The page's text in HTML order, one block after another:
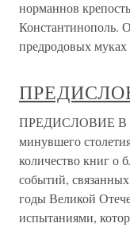
норманнов
Константинополь.
предродовых
ПРЕДИСЛОВИЕ В
минувшего
количество книг о
событий,
годы Великой
испытаниями,